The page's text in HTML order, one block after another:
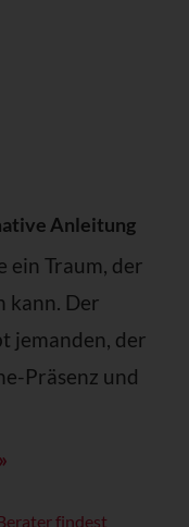
Anleitung
ein Traum, der
kann. Der
jemanden, der
Präsenz und